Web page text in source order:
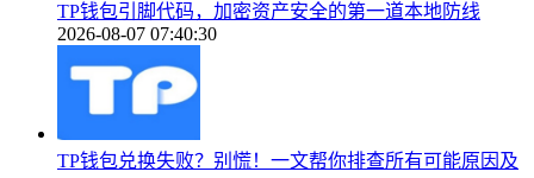
TP钱包引脚代码，加密资产安全的第一道本地防线
2026-08-07 07:40:30
TP钱包兑换失败？别慌！一文帮你排查所有可能原因及